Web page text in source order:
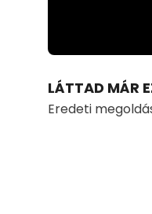
LÁTTAD MÁR
Eredeti